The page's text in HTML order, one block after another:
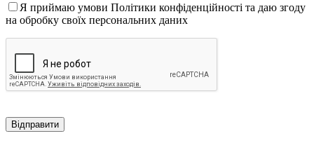
Я приймаю умови Політики конфіденційності та даю згоду
на обробку своїх персональних даних